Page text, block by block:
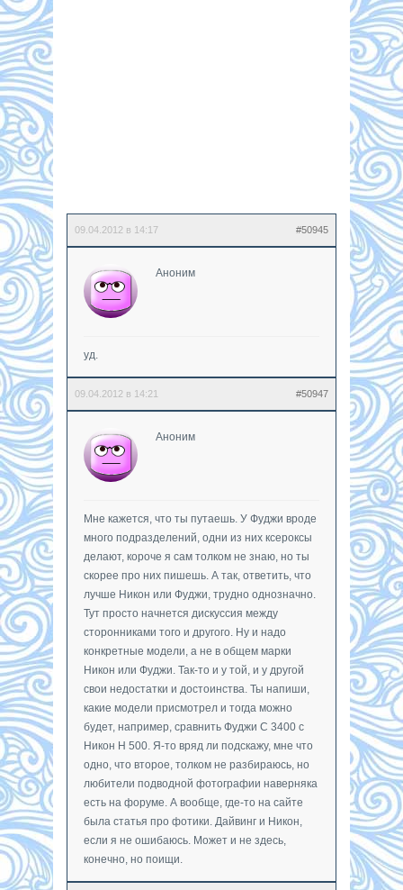
09.04.2012 в 14:17 #50945
Аноним
уд.
09.04.2012 в 14:21 #50947
Аноним
Мне кажется, что ты путаешь. У Фуджи вроде
много подразделений, одни из них ксероксы
делают, короче я сам толком не знаю, но ты
скорее про них пишешь. А так, ответить, что
лучше Никон или Фуджи, трудно однозначно.
Тут просто начнется дискуссия между
сторонниками того и другого. Ну и надо
конкретные модели, а не в общем марки
Никон или Фуджи. Так-то и у той, и у другой
свои недостатки и достоинства. Ты напиши,
какие модели присмотрел и тогда можно
будет, например, сравнить Фуджи C 3400 с
Никон H 500. Я-то вряд ли подскажу, мне что
одно, что второе, толком не разбираюсь, но
любители подводной фотографии наверняка
есть на форуме. А вообще, где-то на сайте
была статья про фотики. Дайвинг и Никон,
если я не ошибаюсь. Может и не здесь,
конечно, но поищи.